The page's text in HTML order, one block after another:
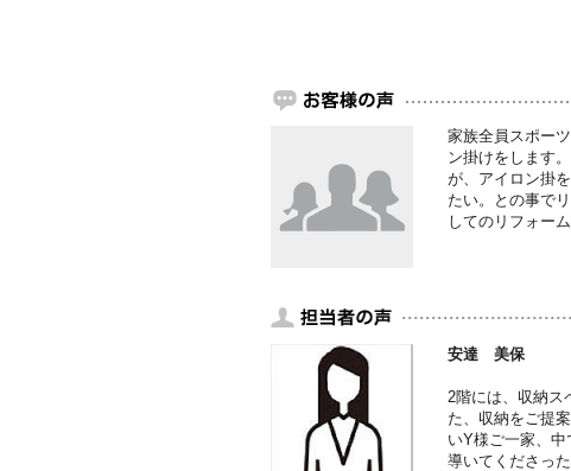
家族全員スポー
ン掛けをします
が、アイロン掛
たい。との事で
してのリフォー
安達 美保
2階には、収納ス
た、収納をご提
いY様ご一家、
導いてくださった